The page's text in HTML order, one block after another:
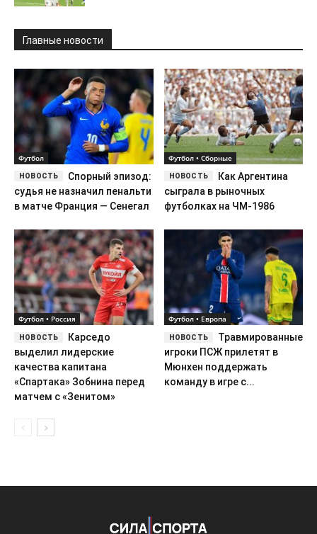
Главные новости
Футбол
Спорный эпизод:
судья не назначил пенальти
в матче Франция — Сенегал
Футбол • Сборные
Как Аргентина
сыграла в рыночных
футболках на ЧМ-1986
Футбол • Россия
Карседо
выделил лидерские
качества капитана
«Спартака» Зобнина перед
матчем с «Зенитом»
Футбол • Европа
Травмированные
игроки ПСЖ прилетят в
Мюнхен поддержать
команду в игре с...